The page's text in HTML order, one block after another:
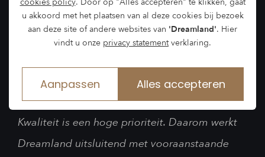
u akkoord met het plaatsen van al deze cookies bij bezoek
aan deze site of andere websites van 'Dreamland'. Hier
vindt u onze privacy statementverklaring.
Aanpassen Alles accepteren
perfecte bed mogen samenstellen.
We hebben een team adviseursvoor
wordt.
Kwaliteit is een hoge prioriteit. Daarom werkt
Dreamland uitsluitend met vooraanstaande